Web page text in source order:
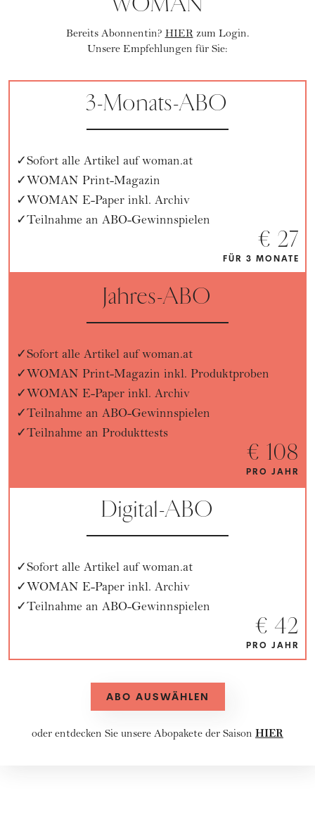
Bereits Abonnentin?HIERzum Login.
Unsere Empfehlungen für Sie:
3-Monats-ABO
Sofort alle Artikel auf woman.at
WOMAN Print-Magazin
WOMAN E-Paper inkl. Archiv
Teilnahme an ABO-Gewinnspielen
€ 27
FÜR 3 MONATE
Jahres-ABO
Sofort alle Artikel auf woman.at
WOMAN Print-Magazin inkl. Produktproben
WOMAN E-Paper inkl. Archiv
Teilnahme an ABO-Gewinnspielen
Teilnahme an Produkttests
€ 108
PRO JAHR
Digital-ABO
Sofort alle Artikel auf woman.at
WOMAN E-Paper inkl. Archiv
Teilnahme an ABO-Gewinnspielen
€ 42
PRO JAHR
ABO AUSWÄHLEN
oder entdecken Sie unsere Abopakete der Saison HIER